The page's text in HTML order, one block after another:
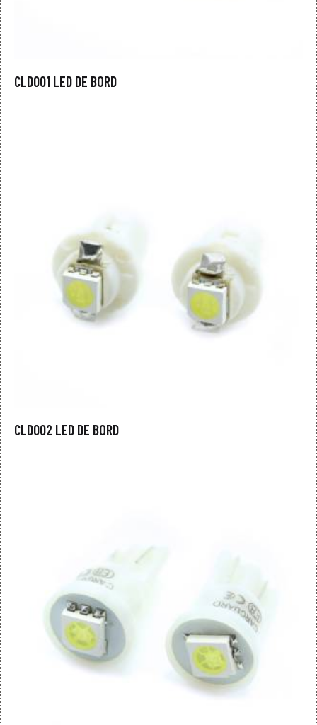
CLD001 LED DE BORD
CLD002 LED DE BORD